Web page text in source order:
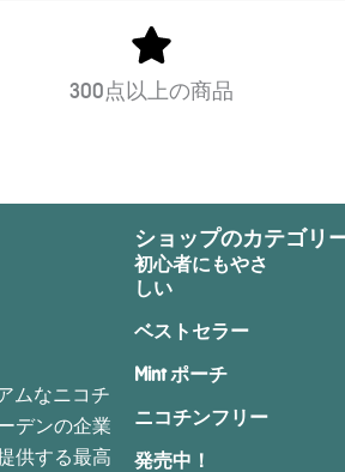
300点以上の商品
ムなニコチ
デンの企業
供する最高
ショップのカテゴリ
初心者にもやさ
しい
ベストセラー
Mint ポーチ
ニコチンフリー
発売中！